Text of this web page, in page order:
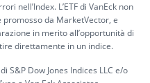
nell’Index. L’ETF di VanEck non
da MarketVector, e
in merito all’opportunità di
direttamente in un indice.
S&P Dow Jones Indices LLC e/o